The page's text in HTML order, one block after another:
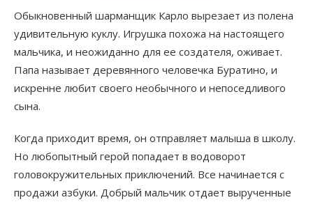
Обыкновенный шарманщик Карло вырезает из полена
удивительную куклу. Игрушка похожа на настоящего
мальчика, и неожиданно для ее создателя, оживает.
Папа называет деревянного человечка Буратино, и
искренне любит своего необычного и непоседливого
сына.
Когда приходит время, он отправляет малыша в школу.
Но любопытный герой попадает в водоворот
головокружительных приключений. Все начинается с
продажи азбуки. Добрый мальчик отдает вырученные